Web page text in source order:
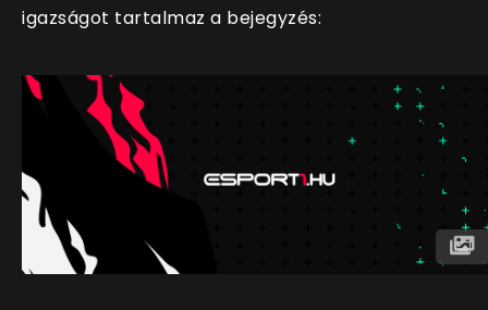
igazságot tartalmaz a bejegyzés: